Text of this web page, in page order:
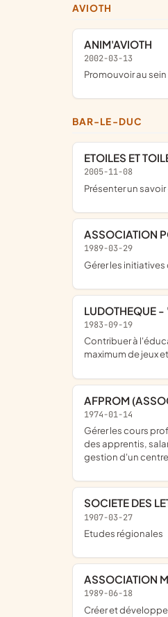
AVIOTH
ANIM'AVIOTH
2002-03-13
promouvoir au
BAR-LE-DUC
ETOILES ET
2005-11-08
présenter un
ASSOCIATION
1989-03-29
gérer les
LUDOTHEQUE
1983-09-19
contribuer à l'éducation de l'enfant par le jeu et le jouet ; constituer un lieu de rencontre priviligié entre les enfants, les parents, les éducateurs ; favoriser l'accés de tout enfant au
maximum de jeux
AFPROM
1974-01-14
Gérer les cours professionnels de la Chambre des Métiers, des cours municipaux et intercommunaux du département de la Meuse - favoriser et développer les actions en faveur
des apprentis,
gestion d'un
SOCIETE DES
1907-03-27
Etudes régionales
ASSOCIATION
1989-06-18
créer et